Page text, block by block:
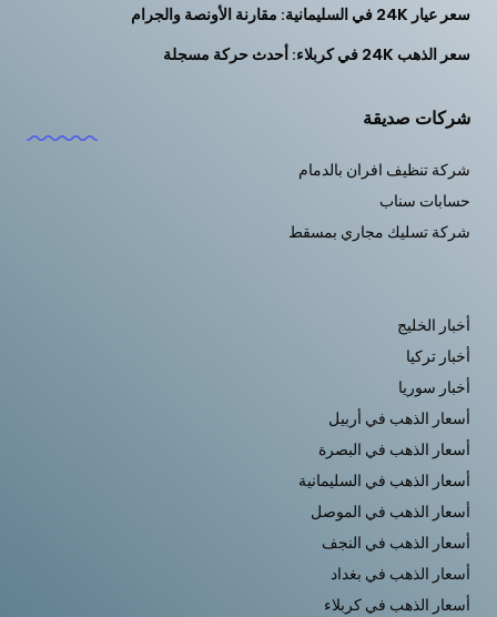
سعر عيار 24K في السليمانية: مقارنة الأونصة والجرام
سعر الذهب 24K في كربلاء: أحدث حركة مسجلة
شركات صديقة
شركة تنظيف افران بالدمام
حسابات سناب
شركة تسليك مجاري بمسقط
أخبار الخليج
أخبار تركيا
أخبار سوريا
أسعار الذهب في أربيل
أسعار الذهب في البصرة
أسعار الذهب في السليمانية
أسعار الذهب في الموصل
أسعار الذهب في النجف
أسعار الذهب في بغداد
أسعار الذهب في كربلاء